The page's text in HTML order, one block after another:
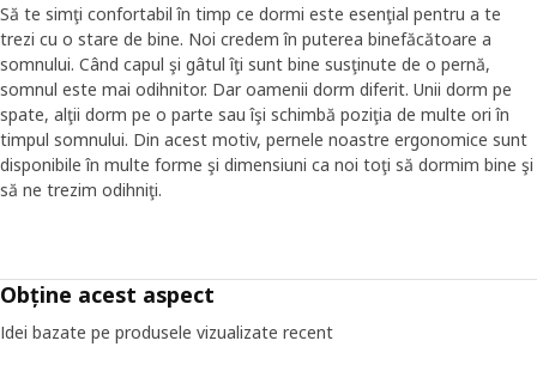
Să te simţi confortabil în timp ce dormi este esenţial pentru a te
trezi cu o stare de bine. Noi credem în puterea binefăcătoare a
somnului. Când capul şi gâtul îţi sunt bine susţinute de o pernă,
somnul este mai odihnitor. Dar oamenii dorm diferit. Unii dorm pe
spate, alţii dorm pe o parte sau îşi schimbă poziţia de multe ori în
timpul somnului. Din acest motiv, pernele noastre ergonomice sunt
disponibile în multe forme şi dimensiuni ca noi toţi să dormim bine şi
să ne trezim odihniţi.
Obține acest aspect
Idei bazate pe produsele vizualizate recent